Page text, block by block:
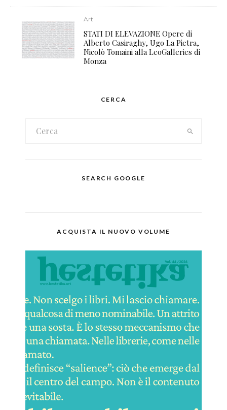
Art
STATI DI ELEVAZIONE Opere di
Alberto Casiraghy, Ugo La Pietra,
Nicolò Tomaini alla LeoGalleries di
Monza
CERCA
SEARCH GOOGLE
ACQUISTA IL NUOVO VOLUME